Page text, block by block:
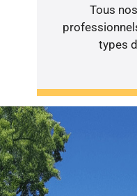
Tous
types